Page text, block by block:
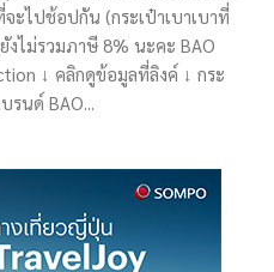
ะไปช้อปกัน (กระเป๋าเบาเบาที่
งไม่รวมภาษี 8% นะคะ BAO
↓ คลิกดูข้อมูลที่ลิงค์ ↓ กระ
นด์ BAO...